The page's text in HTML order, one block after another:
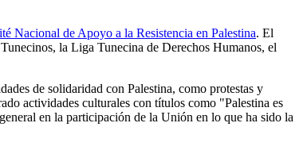
Nacional de Apoyo a la Resistencia en Palestina. El
la Liga Tunecina de Derechos Humanos, el
de solidaridad con Palestina, como protestas y
actividades culturales con títulos como "Palestina es
en la participación de la Unión en lo que ha sido la